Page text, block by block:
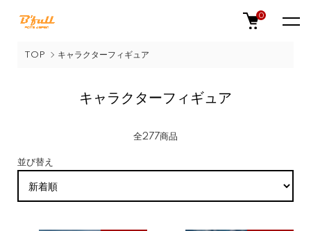
0
TOP キャラクターフィギュア
キャラクターフィギュア
全277商品
並び替え